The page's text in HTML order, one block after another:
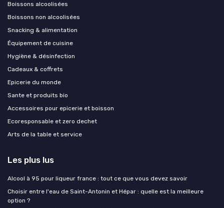
Boissons alcoolisées
Boissons non alcoolisées
Snacking & alimentation
Équipement de cuisine
Hygiène & désinfection
Cadeaux & coffrets
Epicerie du monde
Sante et produits bio
Accessoires pour epicerie et boisson
Ecoresponsable et zero dechet
Arts de la table et service
Les plus lus
Alcool à 95 pour liqueur france : tout ce que vous devez savoir
Choisir entre l'eau de Saint-Antonin et Hépar : quelle est la meilleure
option ?